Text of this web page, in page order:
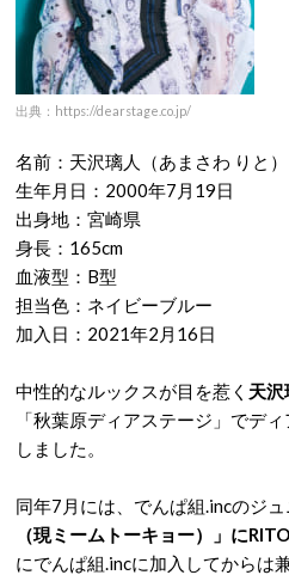
出典：https://dearstage.co.jp/
名前：天沢璃人（あまさわ りと）
生年月日：2000年7月19日
出身地：宮崎県
身長：165cm
血液型：B型
担当色：ネイビーブルー
加入日：2021年2月16日
中性的なルックスが目を惹く 天
「秋葉原ディアステージ」でデ
しました。
同年7月には、でんぱ組.incのジ
（現ミームトーキョー）」に
にでんぱ組.incに加入してからは